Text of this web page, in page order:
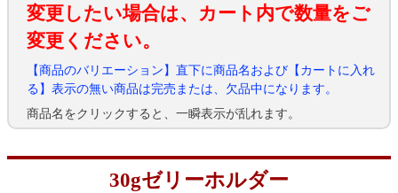
変更したい場合は、カート内で数量をご
変更ください。
【商品のバリエーション】直下に商品名および【カートに入れ
る】表示の無い商品は完売または、欠品中になります。
商品名をクリックすると、一瞬表示が乱れます。
30gゼリーホルダー